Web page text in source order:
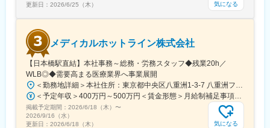
更新日： 2026/6/25（木） 気になる
メディカルホットライン株式会社
【日本橋駅直結】本社事務～総務・労務スタッフ◆残業20h／
WLB◎◆需要高まる医療業界へ事業展開
掲載予定期間： 2026/6/18（木） 〜
2026/9/16（水）
更新日： 2026/6/18（木） 気になる